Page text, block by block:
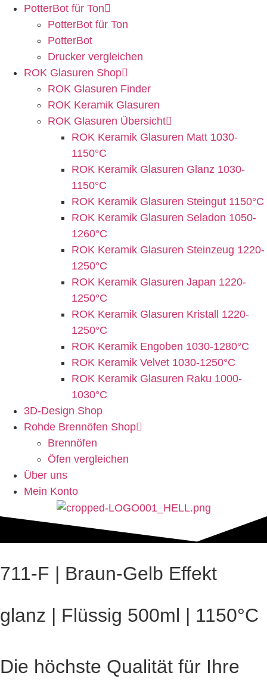
PotterBot für Ton
PotterBot für Ton
PotterBot
Drucker vergleichen
ROK Glasuren Shop
ROK Glasuren Finder
ROK Keramik Glasuren
ROK Glasuren Übersicht
ROK Keramik Glasuren Matt 1030-
1150°C
ROK Keramik Glasuren Glanz 1030-
1150°C
ROK Keramik Glasuren Steingut 1150°C
ROK Keramik Glasuren Seladon 1050-
1260°C
ROK Keramik Glasuren Steinzeug 1220-
1250°C
ROK Keramik Glasuren Japan 1220-
1250°C
ROK Keramik Glasuren Kristall 1220-
1250°C
ROK Keramik Engoben 1030-1280°C
ROK Keramik Velvet 1030-1250°C
ROK Keramik Glasuren Raku 1000-
1030°C
3D-Design Shop
Rohde Brennöfen Shop
Brennöfen
Öfen vergleichen
Über uns
Mein Konto
711-F | Braun-Gelb Effekt
glanz | Flüssig 500ml | 1150°C
Die höchste Qualität für Ihre